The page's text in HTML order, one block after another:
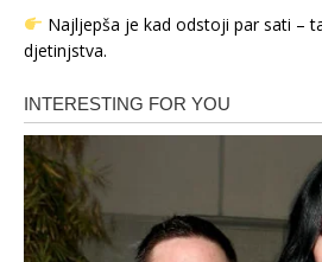
Najljepša je kad odstoji par sati –
djetinjstva.